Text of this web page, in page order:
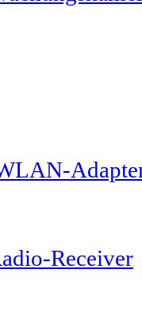
Receiver